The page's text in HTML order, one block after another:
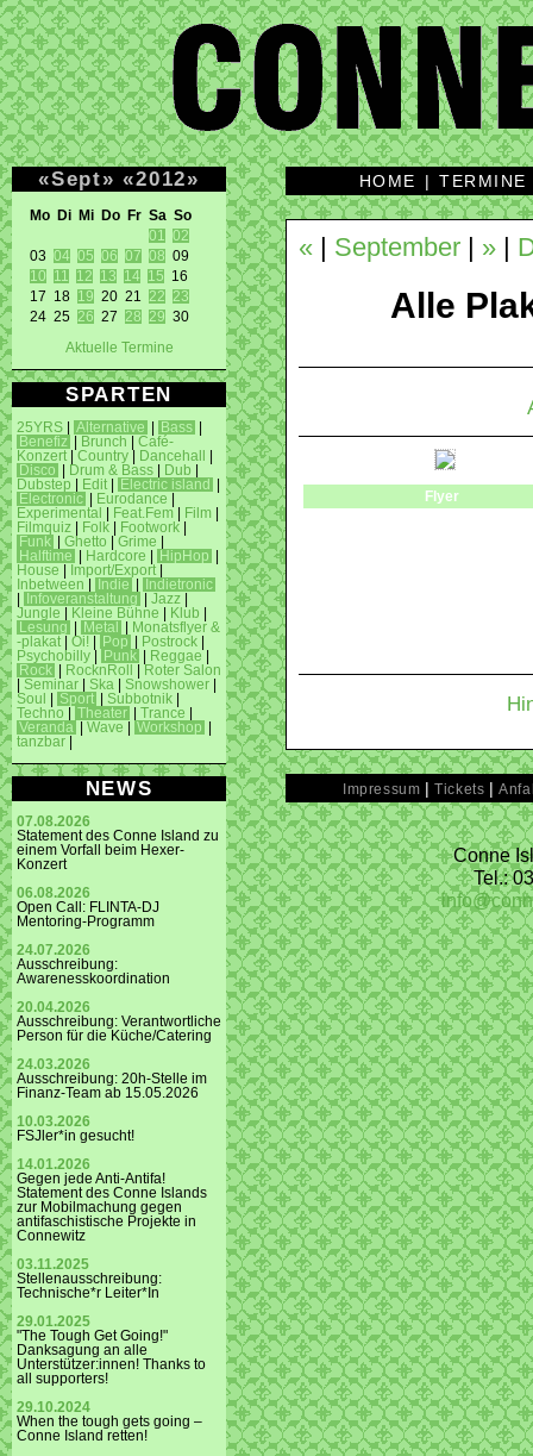
«Sept» «2012»
Mo Di Mi Do Fr Sa So
01
02
03 04 05 06 07 08
10
11 12 13 14 15 16
17 18 19 20 21 22
23
24 25 26 27 28 29 30
Aktuelle Termine
SPARTEN
25YRS Alternative Bass
Benefiz
Brunch
Café-
Konzert
Country Dancehall
Disco
Drum & Bass Dub
Dubstep
Edit Electric island
Electronic
Eurodance
Experimental
Feat.Fem Film
Filmquiz
Folk Footwork
Funk
Ghetto Grime
Halftime
Hardcore HipHop
House
Import/Export
Inbetween
Indie
Indietronic
Infoveranstaltung Jazz
Jungle
Kleine Bühne Klub
Lesung
Metal
Monatsflyer &
-plakat
Oi! Pop Postrock
Psychobilly
Punk Reggae
Rock
RocknRoll
Roter Salon
Seminar Ska Snowshower
Soul
Sport Subbotnik
Techno
Theater Trance
Veranda
Wave Workshop
tanzbar
NEWS
07.08.2026
Statement des Conne Island zu
einem Vorfall beim Hexer-
Konzert
06.08.2026
Open Call: FLINTA-DJ
Mentoring-Programm
24.07.2026
Ausschreibung:
Awarenesskoordination
20.04.2026
Ausschreibung: Verantwortliche
Person für die Küche/Catering
24.03.2026
Ausschreibung: 20h-Stelle im
Finanz-Team ab 15.05.2026
10.03.2026
FSJler*in gesucht!
14.01.2026
Gegen jede Anti-Antifa!
Statement des Conne Islands
zur Mobilmachung gegen
antifaschistische Projekte in
Connewitz
03.11.2025
Stellenausschreibung:
Technische*r Leiter*In
29.01.2025
"The Tough Get Going!"
Danksagung an alle
Unterstützer:innen! Thanks to
all supporters!
29.10.2024
When the tough gets going –
Conne Island retten!
HOME |TERMINE
« September »
Alle
Flyer
Impressum |Tickets |
Conne
Tel.: